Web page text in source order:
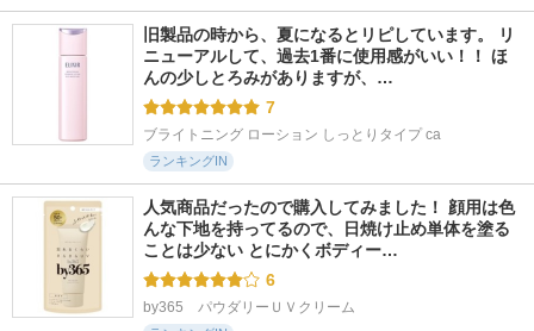
旧製品の時から、夏になるとリピしています。 リ
ニューアルして、過去1番に使用感がいい！！ ほ
んの少しとろみがありますが、…
7
ブライトニング ローション しっとりタイプ ca
ランキングIN
人気商品だったので購入してみました！ 顔用は色
んな下地を持ってるので、日焼け止め単体を塗る
ことは少ない とにかくボディー…
6
by365　パウダリーＵＶクリーム